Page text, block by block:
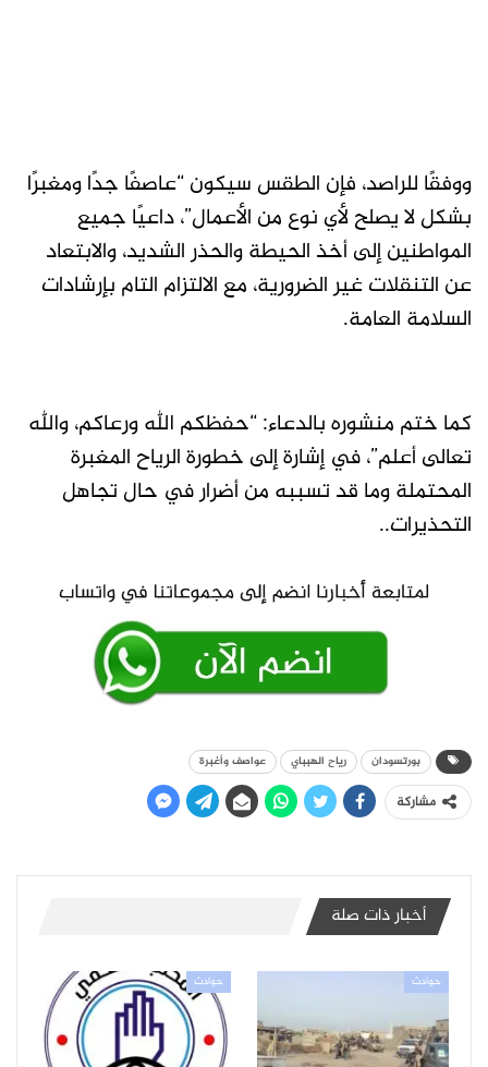
ووفقًا للراصد، فإن الطقس سيكون “عاصفًا جدًا ومغبرًا
بشكل لا يصلح لأي نوع من الأعمال”، داعيًا جميع
المواطنين إلى أخذ الحيطة والحذر الشديد، والابتعاد
عن التنقلات غير الضرورية، مع الالتزام التام بإرشادات
السلامة العامة.
كما ختم منشوره بالدعاء: “حفظكم الله ورعاكم، والله
تعالى أعلم”، في إشارة إلى خطورة الرياح المغبرة
المحتملة وما قد تسببه من أضرار في حال تجاهل
التحذيرات..
بورتسودان رياح الهبباي عواصف وأغبرة
مشاركة
أخبار ذات صلة
حوادث حوادث